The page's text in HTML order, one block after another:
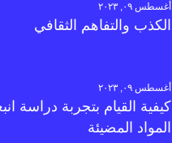
أغسطس ٠٩, ٢٠٢٣
الكذب والتفاهم الثقافي
أغسطس ٠٩, ٢٠٢٣
كيفية القيام بتجربة دراسة
المواد المضيئة